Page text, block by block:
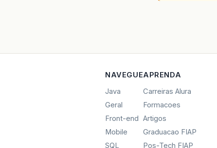
NAVEGUE
Java
Geral
Front-end
Mobile
SQL
APRENDA
Carreiras Alura
Formacoes
Artigos
Graduacao FIAP
Pos-Tech FIAP